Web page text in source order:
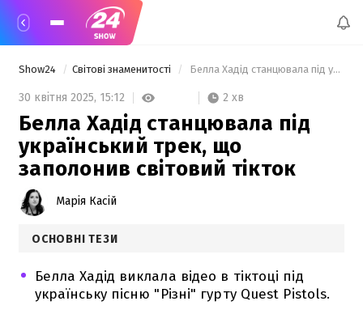
Show24 Світові знаменитості Белла Хадід станцювала під український трек, що заполонив світовий тікток
30 квітня 2025, 15:12 2 хв
Белла Хадід станцювала під
український трек, що
заполонив світовий тікток
Марія Касій
ОСНОВНІ ТЕЗИ
Белла Хадід виклала відео в тіктоці під
українську пісню "Різні" гурту Quest Pistols.